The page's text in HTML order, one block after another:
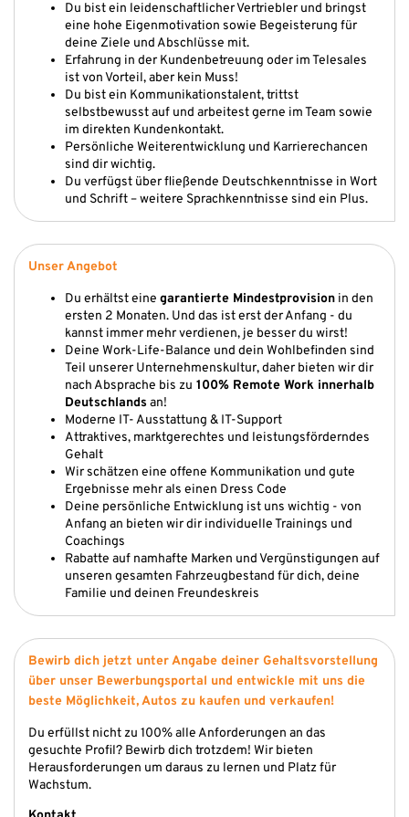
Du bist ein leidenschaftlicher Vertriebler und bringst
eine hohe Eigenmotivation sowie Begeisterung für
deine Ziele und Abschlüsse mit.
Erfahrung in der Kundenbetreuung oder im Telesales
ist von Vorteil, aber kein Muss!
Du bist ein Kommunikationstalent, trittst
selbstbewusst auf und arbeitest gerne im Team sowie
im direkten Kundenkontakt.
Persönliche Weiterentwicklung und Karrierechancen
sind dir wichtig.
Du verfügst über fließende Deutschkenntnisse in Wort
und Schrift – weitere Sprachkenntnisse sind ein Plus.
Unser Angebot
Du erhältst eine garantierte Mindestprovision in den
ersten 2 Monaten. Und das ist erst der Anfang - du
kannst immer mehr verdienen, je besser du wirst!
Deine Work-Life-Balance und dein Wohlbefinden sind
Teil unserer Unternehmenskultur, daher bieten wir dir
nach Absprache bis zu 100% Remote Work innerhalb
Deutschlands an!
Moderne IT- Ausstattung & IT-Support
Attraktives, marktgerechtes und leistungsförderndes
Gehalt
Wir schätzen eine offene Kommunikation und gute
Ergebnisse mehr als einen Dress Code
Deine persönliche Entwicklung ist uns wichtig - von
Anfang an bieten wir dir individuelle Trainings und
Coachings
Rabatte auf namhafte Marken und Vergünstigungen auf
unseren gesamten Fahrzeugbestand für dich, deine
Familie und deinen Freundeskreis
Bewirb dich jetzt unter Angabe deiner Gehaltsvorstellung
über unser Bewerbungsportal und entwickle mit uns die
beste Möglichkeit, Autos zu kaufen und verkaufen!
Du erfüllst nicht zu 100% alle Anforderungen an das
gesuchte Profil? Bewirb dich trotzdem! Wir bieten
Herausforderungen um daraus zu lernen und Platz für
Wachstum.